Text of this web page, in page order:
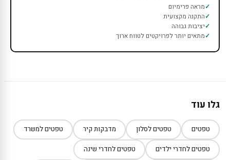
מראה פרימיום
התקנה מקצועית
יציבות גבוהה
מתאים יותר לפרויקטים לטווח ארוך
גלו עוד
טפטים טפטים לסלון מדבקות קיר טפטים למשרד
טפטים לחדרי ילדים טפטים לחדרי שינה